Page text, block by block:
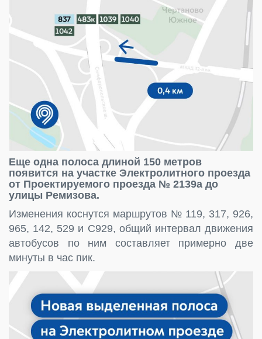
Еще одна полоса длиной 150 метров
появится на участке Электролитного проезда
от Проектируемого проезда № 2139а до
улицы Ремизова.
Изменения коснутся маршрутов № 119, 317, 926,
965, 142, 529 и С929, общий интервал движения
автобусов по ним составляет примерно две
минуты в час пик.